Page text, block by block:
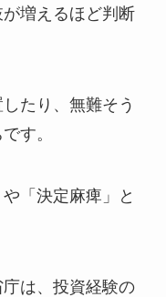
増えるほど判断
たり、無難そう
す。
「決定麻痺」と
は、投資経験の